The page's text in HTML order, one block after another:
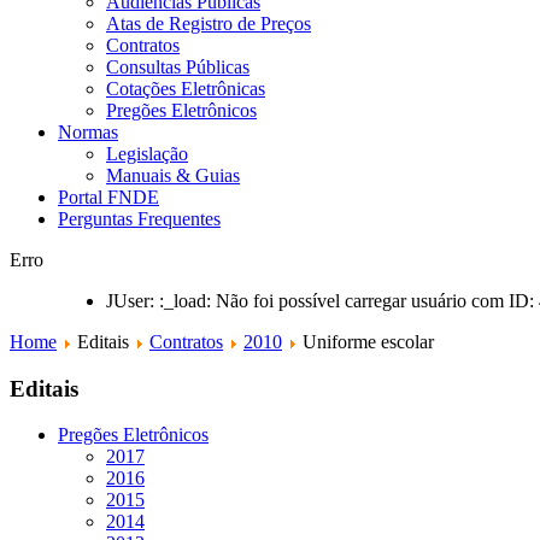
Atas de Registro de Preços
Contratos
Consultas Públicas
Cotações Eletrônicas
Pregões Eletrônicos
Normas
Legislação
Manuais & Guias
Portal FNDE
Perguntas Frequentes
Erro
JUser: :_load: Não foi possível carregar usuário com ID:
Home
Editais Contratos 2010 Uniforme escolar
Editais
Pregões Eletrônicos
2017
2016
2015
2014